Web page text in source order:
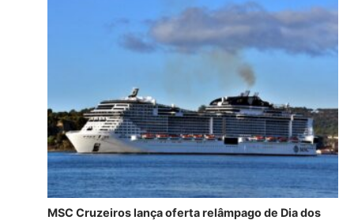
MSC Cruzeiros lança oferta relâmpago de Dia dos